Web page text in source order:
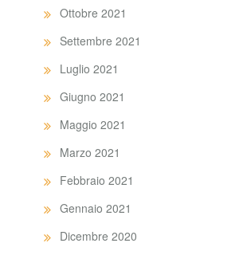
Ottobre 2021
Settembre 2021
Luglio 2021
Giugno 2021
Maggio 2021
Marzo 2021
Febbraio 2021
Gennaio 2021
Dicembre 2020